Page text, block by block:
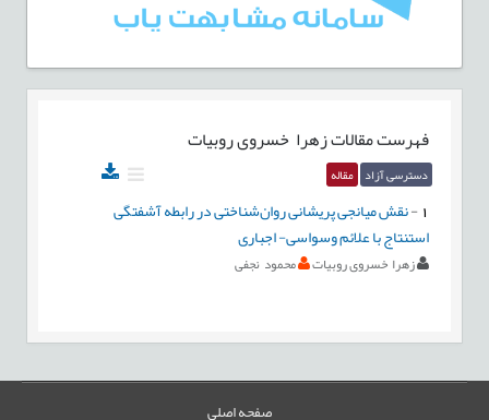
فهرست مقالاتزهرا خسروی روبیات
دسترسی آزاد مقاله
-نقش میانجی پریشانی روان‌شناختی در رابطه آشفتگی
استنتاج با علائم وسواسی- اجباری
زهرا خسروی روبیات محمود نجفی
صفحه اصلی